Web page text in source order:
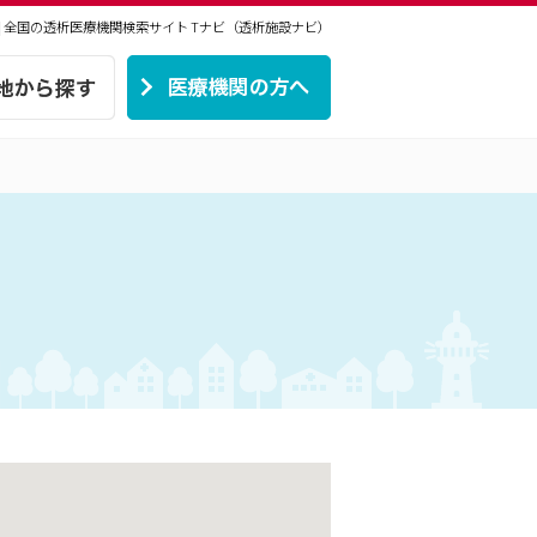
国の透析医療機関検索サイトTナビ（透析施設ナビ）